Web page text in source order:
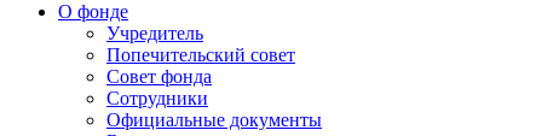
О фонде
Учредитель
Попечительский совет
Совет фонда
Сотрудники
Официальные документы